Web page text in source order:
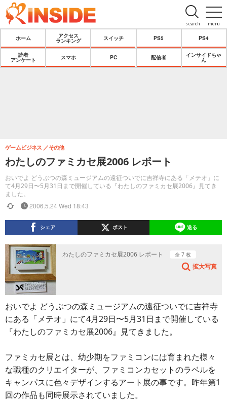
menu
search
ホーム
アクセス
ランキング
スイッチ PS5 PS4
読者
アンケート
スマホ PC 配信者
インサイドちゃ
ん
わたしのファミカセ展2006 レポート
おいでよ どうぶつの森ミュージアムの遠征ついでに吉祥寺にある「メテオ」に
て4月29日〜5月31日まで開催している『わたしのファミカセ展2006』見てき
ました。
ゲームビジネス その他
2006.5.24 Wed 18:43
シェア ポスト 送る
わたしのファミカセ展2006 レポート 全 7 枚
拡大写真
おいでよ どうぶつの森ミュージアムの遠征ついでに吉祥寺
にある「メテオ」にて4月29日〜5月31日まで開催している
『わたしのファミカセ展2006』見てきました。
ファミカセ展とは、幼少期をファミコンには育まれた様々
な職種のクリエイターが、ファミコンカセットのラベルを
キャンパスに色々デザインするアート展の事です。昨年第1
回の作品も同時展示されていました。